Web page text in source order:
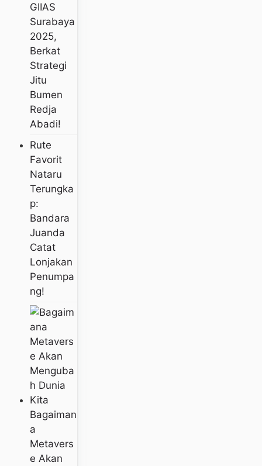
GIIAS
Surabaya
2025,
Berkat
Strategi
Jitu
Bumen
Redja
Abadi!
Rute
Favorit
Nataru
Terungka
P:
Bandara
Juanda
Catat
Lonjakan
Penumpa
Ng!
Bagaiman
A
Metavers
E Akan